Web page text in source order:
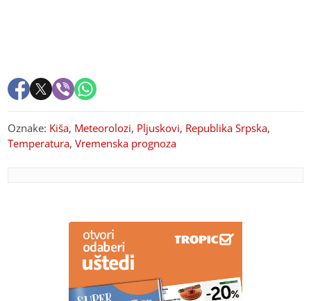
Oznake: Kiša, Meteorolozi, Pljuskovi, Republika Srpska,
Temperatura,Vremenska prognoza